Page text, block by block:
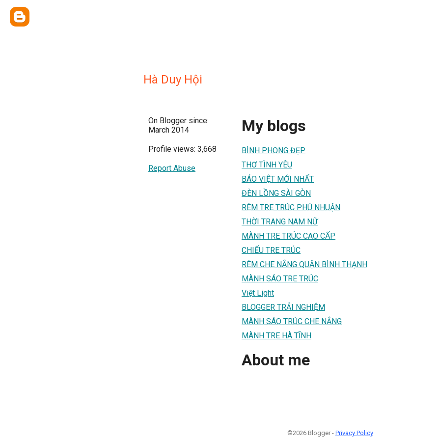
Hà Duy Hội
On Blogger since:
March 2014
Profile views: 3,668
Report Abuse
My blogs
BÌNH PHONG ĐẸP
THƠ TÌNH YÊU
BÁO VIỆT MỚI NHẤT
ĐÈN LỒNG SÀI GÒN
RÈM TRE TRÚC PHÚ NHUẬN
THỜI TRANG NAM NỮ
MÀNH TRE TRÚC CAO CẤP
CHIẾU TRE TRÚC
RÈM CHE NẮNG QUẬN BÌNH THẠNH
MÀNH SÁO TRE TRÚC
Việt Light
BLOGGER TRẢI NGHIỆM
MÀNH SÁO TRÚC CHE NẮNG
MÀNH TRE HÀ TĨNH
About me
©2026 Blogger - Privacy Policy